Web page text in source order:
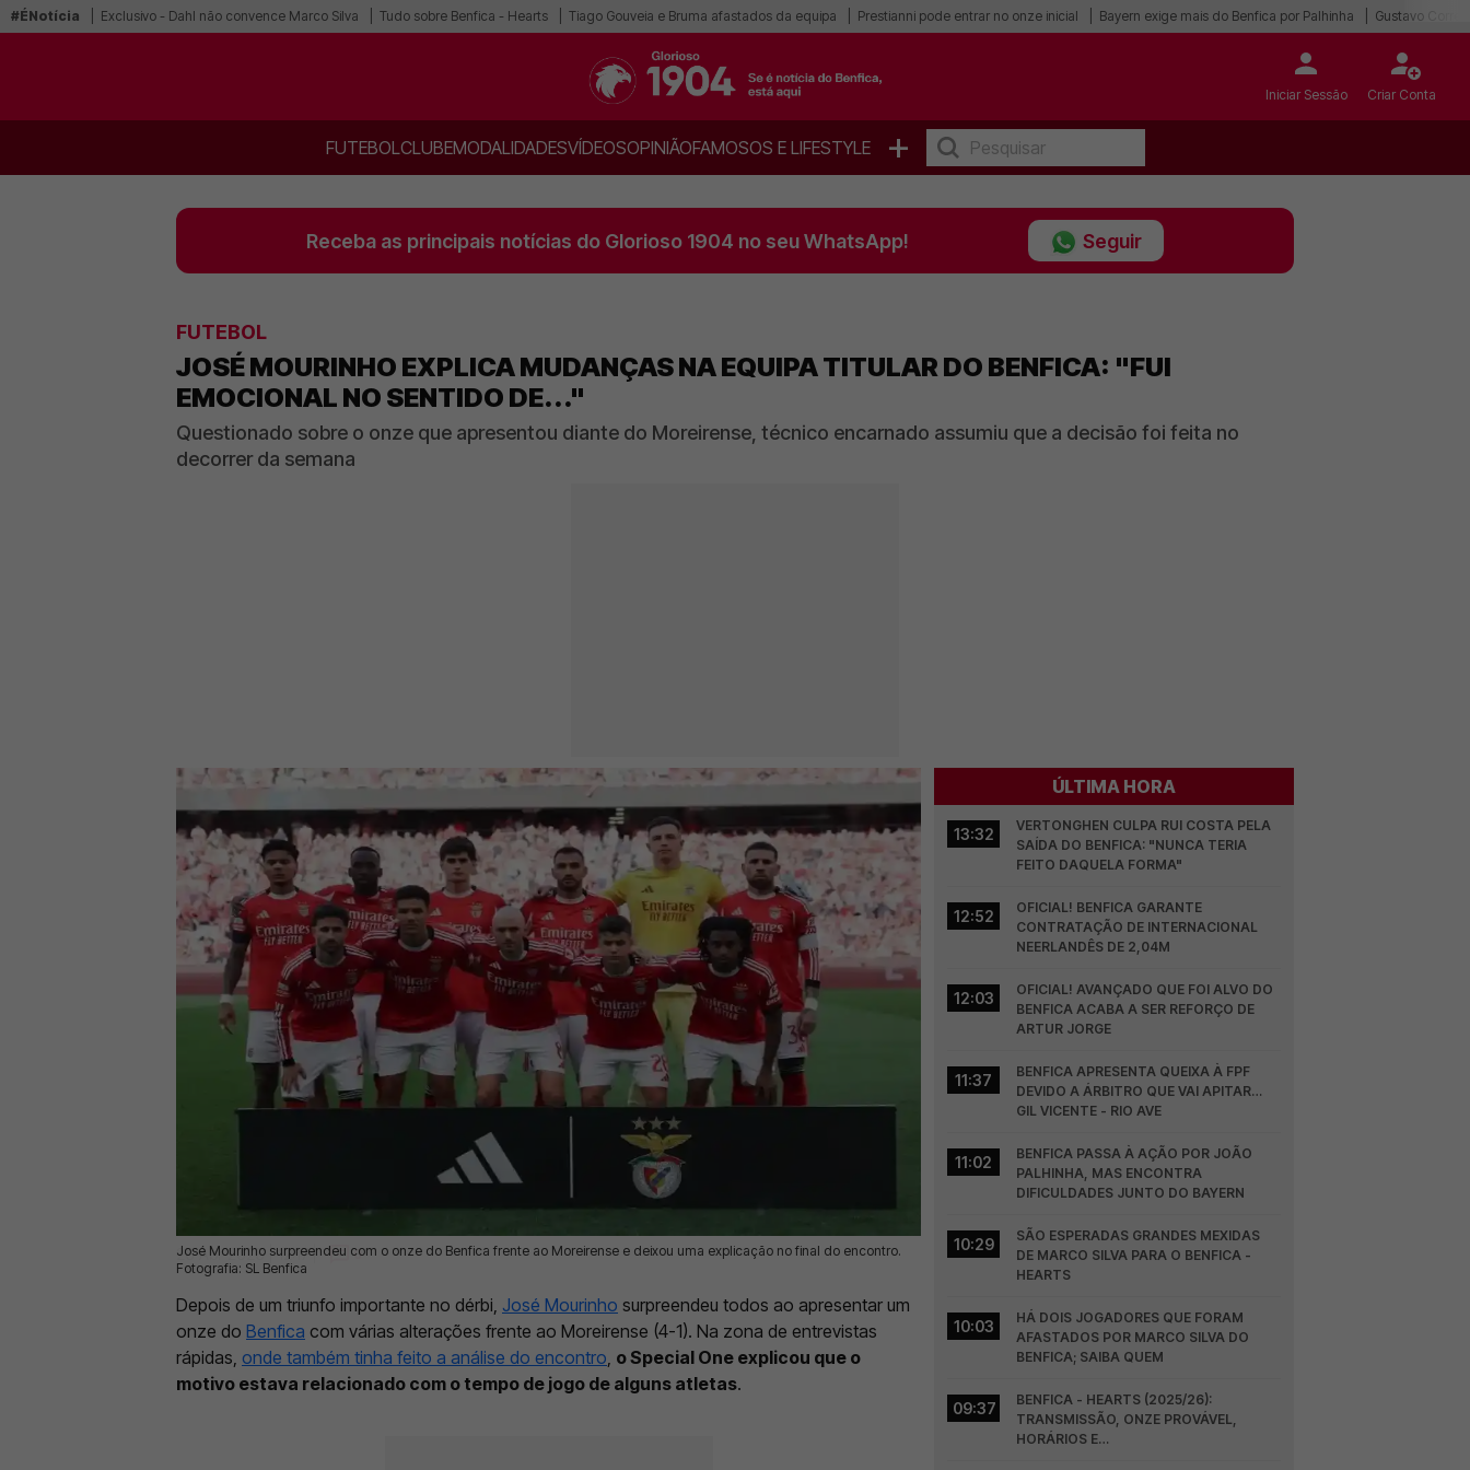
#ÉNotícia Exclusivo - Dahl não convence Marco Silva Tudo sobre Benfica - Hearts Tiago Gouveia e Bruma afastados da equipa Prestianni pode entrar no onze inicial Bayern exige mais do Benfica por Palhinha Gustavo
Iniciar Sessão Criar Conta
FUTEBOLCLUBEMODALIDADESVÍDEOSOPINIÃOFAMOSOS E LIFESTYLE +
Receba as principais notícias do Glorioso 1904 no seu WhatsApp! Seguir
FUTEBOL
JOSÉ MOURINHO EXPLICA MUDANÇAS NA EQUIPA TITULAR DO BENFICA: "FUI
EMOCIONAL NO SENTIDO DE..."
Questionado sobre o onze que apresentou diante do Moreirense, técnico encarnado assumiu que a decisão foi feita no
decorrer da semana
José Mourinho surpreendeu com o onze do Benfica frente ao Moreirense e deixou uma explicação no final do encontro.
Fotografia: SL Benfica
26 Abr 2026 | 12:17 | 0
Depois de um triunfo importante no dérbi, José Mourinho surpreendeu todos ao apresentar um
onze do Benfica com várias alterações frente ao Moreirense (4-1). Na zona de entrevistas
rápidas, onde também tinha feito a análise do encontro o Special One explicou que o
motivo estava relacionado com o tempo de jogo de alguns atletas.
ÚLTIMA HORA
13:32
VERTONGHEN CULPA RUI COSTA PELA
SAÍDA DO BENFICA: "NUNCA TERIA
FEITO DAQUELA FORMA"
12:52
OFICIAL! BENFICA GARANTE
CONTRATAÇÃO DE INTERNACIONAL
NEERLANDÊS DE 2,04M
12:03
OFICIAL! AVANÇADO QUE FOI ALVO DO
BENFICA ACABA A SER REFORÇO DE
ARTUR JORGE
11:37
BENFICA APRESENTA QUEIXA À FPF
DEVIDO A ÁRBITRO QUE VAI APITAR…
GIL VICENTE - RIO AVE
11:02
BENFICA PASSA À AÇÃO POR JOÃO
PALHINHA, MAS ENCONTRA
DIFICULDADES JUNTO DO BAYERN
10:29
SÃO ESPERADAS GRANDES MEXIDAS
DE MARCO SILVA PARA O BENFICA -
HEARTS
10:03
HÁ DOIS JOGADORES QUE FORAM
AFASTADOS POR MARCO SILVA DO
BENFICA; SAIBA QUEM
09:37
BENFICA - HEARTS (2025/26):
TRANSMISSÃO, ONZE PROVÁVEL,
HORÁRIOS E…